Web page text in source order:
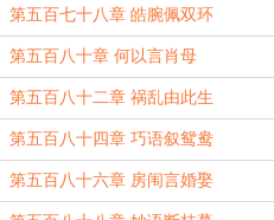
第五百七十八章 皓腕佩双环
第五百八十章 何以言肖母
第五百八十二章 祸乱由此生
第五百八十四章 巧语叙鸳鸯
第五百八十六章 房闱言婚娶